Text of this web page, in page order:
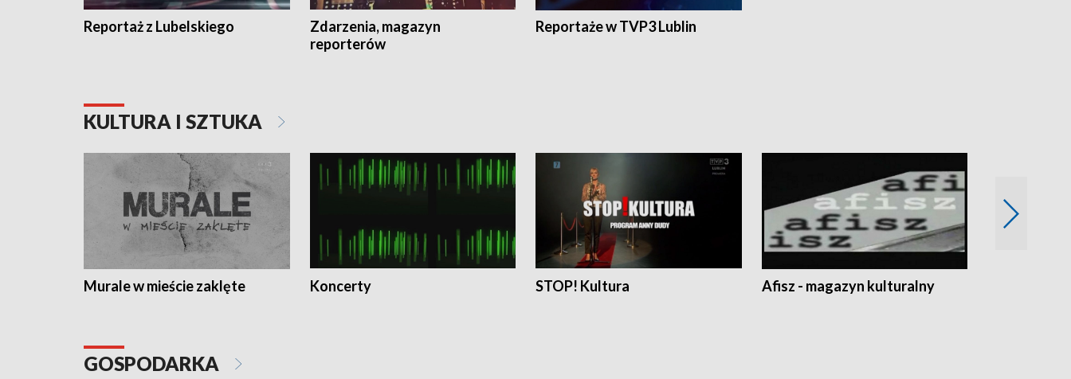
Reportaż z Lubelskiego
Zdarzenia, magazyn
reporterów
Reportaże w TVP3 Lublin
KULTURA I SZTUKA
Murale w mieście zaklęte Koncerty STOP! Kultura Afisz - magazyn kulturalny
GOSPODARKA